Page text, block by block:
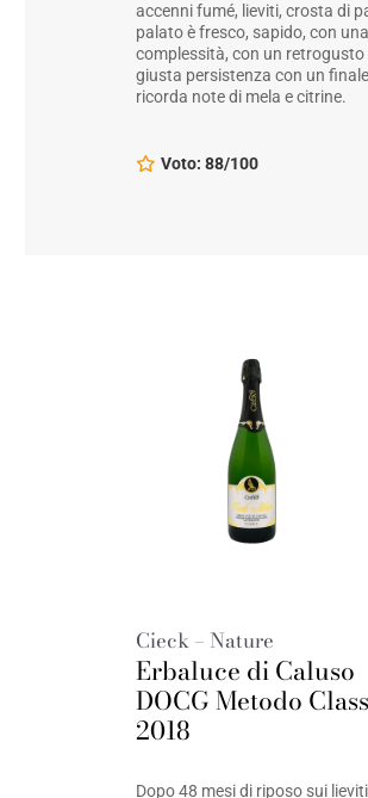
accenni fumé, lieviti, crosta di
palato è fresco, sapido, con
complessità, con un retrogusto
giusta persistenza con un
ricorda note di mela e citrine.
Voto: 88/100
Cieck – Nature
Erbaluce di Caluso
DOCG Metodo
2018
Dopo 48 mesi di riposo sui